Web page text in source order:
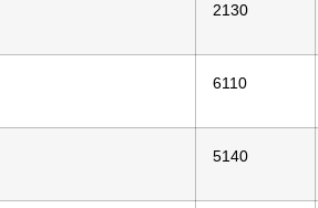
2130
6110
5140